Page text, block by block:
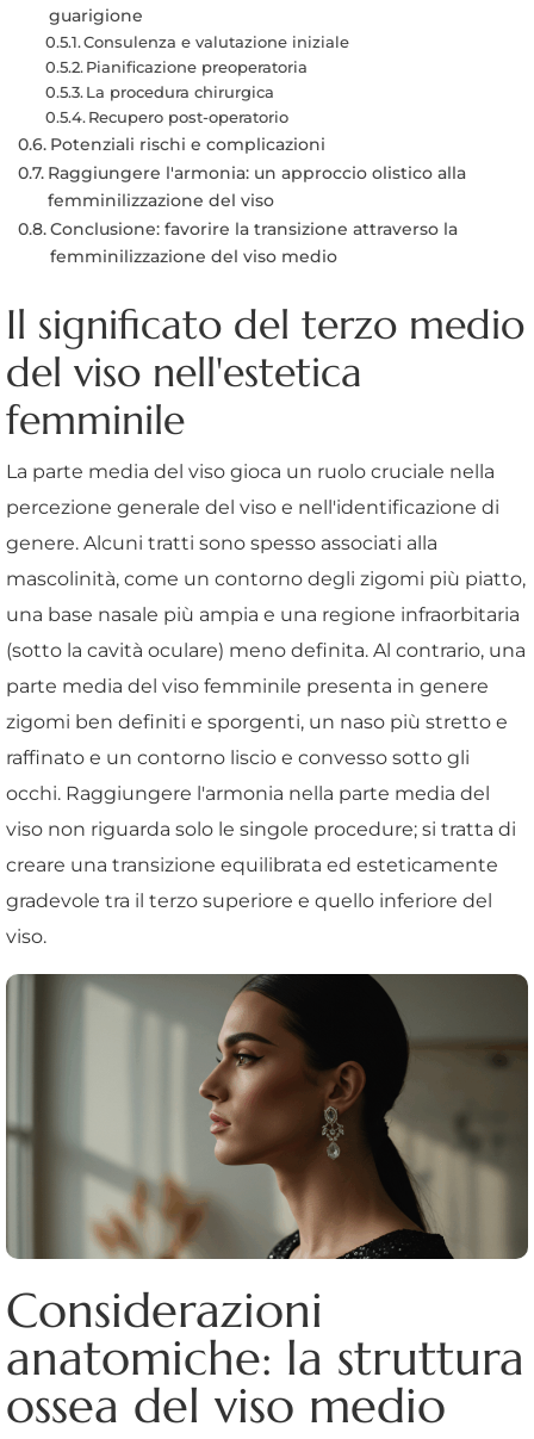
guarigione
Consulenza e valutazione iniziale
Pianificazione preoperatoria
La procedura chirurgica
Recupero post-operatorio
Potenziali rischi e complicazioni
Raggiungere l'armonia: un approccio olistico alla
femminilizzazione del viso
Conclusione: favorire la transizione attraverso la
femminilizzazione del viso medio
Il significato del terzo medio
del viso nell'estetica
femminile
La parte media del viso gioca un ruolo cruciale nella
percezione generale del viso e nell'identificazione di
genere. Alcuni tratti sono spesso associati alla
mascolinità, come un contorno degli zigomi più piatto,
una base nasale più ampia e una regione infraorbitaria
(sotto la cavità oculare) meno definita. Al contrario, una
parte media del viso femminile presenta in genere
zigomi ben definiti e sporgenti, un naso più stretto e
raffinato e un contorno liscio e convesso sotto gli
occhi. Raggiungere l'armonia nella parte media del
viso non riguarda solo le singole procedure; si tratta di
creare una transizione equilibrata ed esteticamente
gradevole tra il terzo superiore e quello inferiore del
viso.
Considerazioni
anatomiche: la struttura
ossea del viso medio